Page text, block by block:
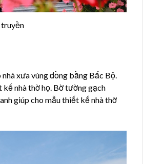
xưa vùng đồng bằng Bắc Bộ.
kế nhà thờ họ. Bờ tường gạch
giúp cho mẫu thiết kế nhà thờ